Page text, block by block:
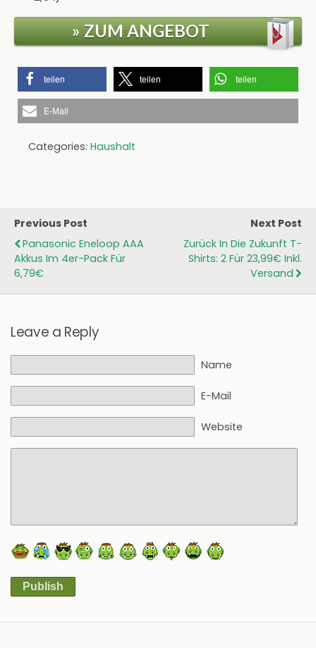
» ZUM ANGEBOT
teilen teilen teilen
E-Mail
Categories: Haushalt
Previous Post
Panasonic Eneloop AAA
Akkus Im 4er-Pack Für
6,79€
Next Post
Zurück In Die Zukunft T-
Shirts: 2 Für 23,99€ Inkl.
Versand
Leave a Reply
Name
E-Mail
Website
Publish